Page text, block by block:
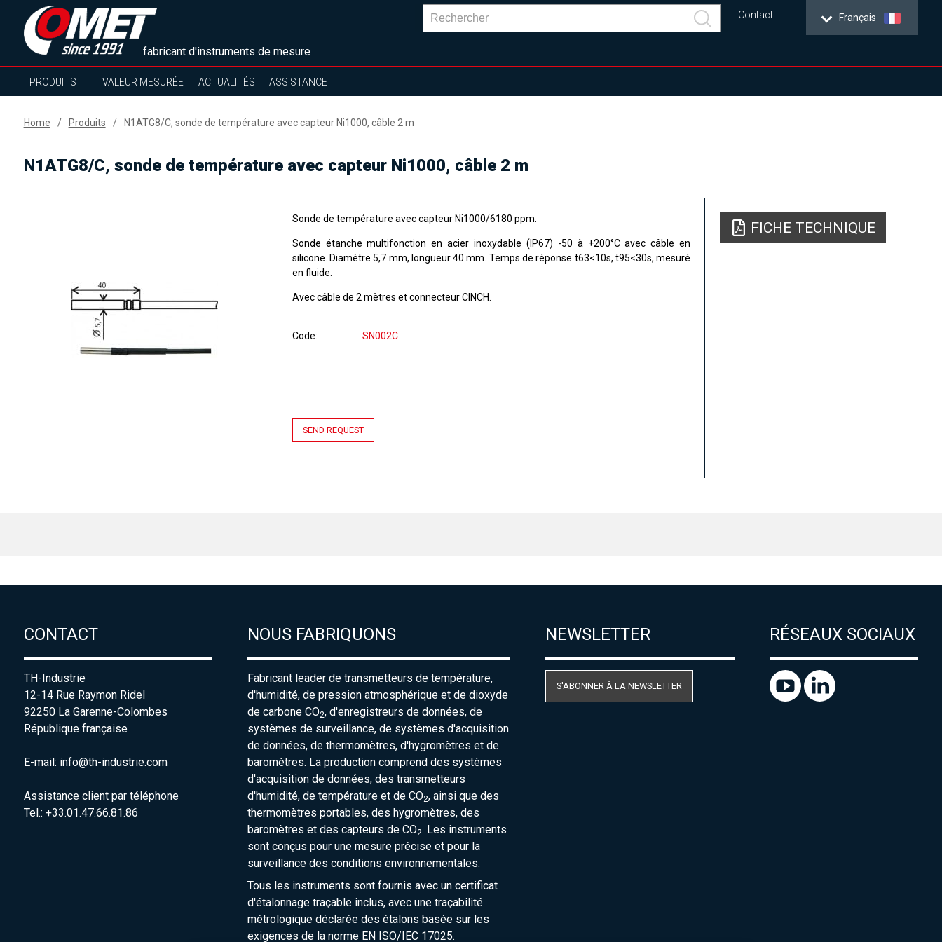
fabricant d'instruments de mesure
Français
Contact
PRODUITS VALEUR MESURÉE ACTUALITÉS ASSISTANCE
Home Produits N1ATG8/C, sonde de température avec capteur Ni1000, câble 2 m
N1ATG8/C, sonde de température avec capteur Ni1000, câble 2 m
Sonde de température avec capteur Ni1000/6180 ppm.
Sonde étanche multifonction en acier inoxydable (IP67) -50 à +200°C avec câble en
silicone. Diamètre 5,7 mm, longueur 40 mm. Temps de réponse t63<10s, t95<30s, mesuré
en fluide.
Avec câble de 2 mètres et connecteur CINCH.
Code SN002C
SEND REQUEST
FICHE TECHNIQUE
CONTACT
TH-Industrie
12-14 Rue Raymon Ridel
92250 La Garenne-Colombes
République française
E-mail: info@th-industrie.com
Assistance client par téléphone
Tel.: +33.01.47.66.81.86
NOUS FABRIQUONS
Fabricant leader de transmetteurs de température,
d'humidité, de pression atmosphérique et de dioxyde
de carbone CO2, d'enregistreurs de données, de
systèmes de surveillance, de systèmes d'acquisition
de données, de thermomètres, d'hygromètres et de
baromètres. La production comprend des systèmes
d'acquisition de données, des transmetteurs
d'humidité, de température et de CO2, ainsi que des
thermomètres portables, des hygromètres, des
baromètres et des capteurs de CO2. Les instruments
sont conçus pour une mesure précise et pour la
surveillance des conditions environnementales.
Tous les instruments sont fournis avec un certificat
d'étalonnage traçable inclus, avec une traçabilité
métrologique déclarée des étalons basée sur les
exigences de la norme EN ISO/IEC 17025.
NEWSLETTER
S'ABONNER À LA NEWSLETTER
RÉSEAUX SOCIAUX